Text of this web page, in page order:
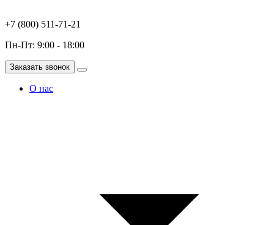
+7 (800) 511-71-21
Пн-Пт: 9:00 - 18:00
Заказать звонок
О нас